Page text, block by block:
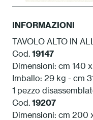
INFORMAZIONI
TAVOLO ALTO IN
Cod. 19147
Dimensioni: cm 140
Imballo: 29 kg - cm
1 pezzo
Cod. 19207
Dimensioni: cm 200